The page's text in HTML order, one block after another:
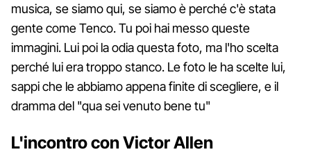
musica, se siamo qui, se siamo è perché c'è stata
gente come Tenco. Tu poi hai messo queste
immagini. Lui poi la odia questa foto, ma l'ho scelta
perché lui era troppo stanco. Le foto le ha scelte lui,
sappi che le abbiamo appena finite di scegliere, e il
dramma del "qua sei venuto bene tu"
L'incontro con Victor Allen